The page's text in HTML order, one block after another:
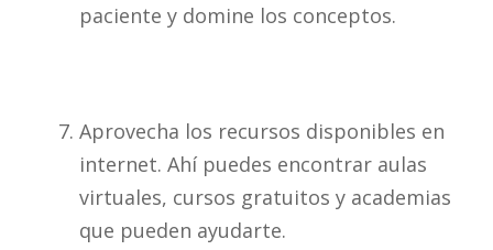
paciente y domine los conceptos.
Aprovecha los recursos disponibles en
internet. Ahí puedes encontrar aulas
virtuales, cursos gratuitos y academias
que pueden ayudarte.